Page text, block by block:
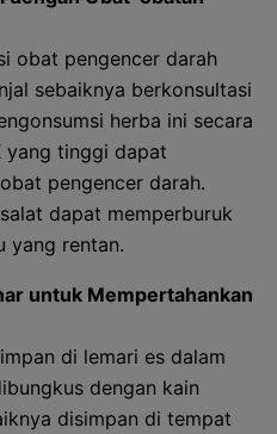
obat pengencer darah
sebaiknya berkonsultasi
herba ini secara
yang tinggi dapat
pengencer darah.
dapat memperburuk
yang rentan.
untuk Mempertahankan
di lemari es dalam
dengan kain
disimpan di tempat